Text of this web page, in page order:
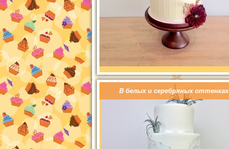
В белых и серебряных оттенках